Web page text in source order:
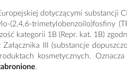
dotyczącymi substancji
(2,4,6-trimetylobenzoilo)fosfiny
kategorii 1B (Repr. kat. 1B)
III (substancje
kosmetycznych.
.